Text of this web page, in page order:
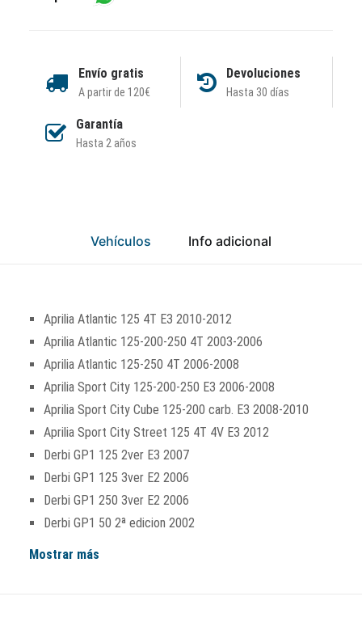
Envío gratis
A partir de 120€
Devoluciones
Hasta 30 días
Garantía
Hasta 2 años
Vehículos Info adicional
Aprilia Atlantic 125 4T E3 2010-2012
Aprilia Atlantic 125-200-250 4T 2003-2006
Aprilia Atlantic 125-250 4T 2006-2008
Aprilia Sport City 125-200-250 E3 2006-2008
Aprilia Sport City Cube 125-200 carb. E3 2008-2010
Aprilia Sport City Street 125 4T 4V E3 2012
Derbi GP1 125 2ver E3 2007
Derbi GP1 125 3ver E2 2006
Derbi GP1 250 3ver E2 2006
Derbi GP1 50 2ª edicion 2002
Mostrar más